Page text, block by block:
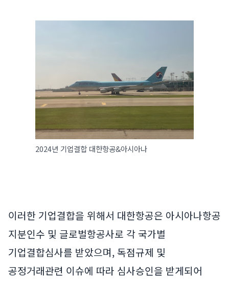
2024년 기업결합 대한항공&아시아나
이러한 기업결합을 위해서 대한항공은 아시아나항공
지분인수 및 글로벌항공사로 각 국가별
기업결합심사를 받았으며, 독점규제 및
공정거래관련 이슈에 따라 심사승인을 받게되어